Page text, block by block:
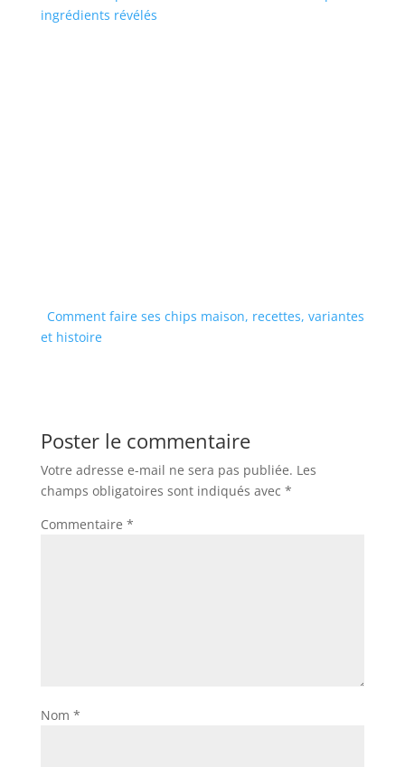
ingrédients révélés
Comment faire ses chips maison, recettes, variantes
et histoire
Poster le commentaire
Votre adresse e-mail ne sera pas publiée. Les
champs obligatoires sont indiqués avec *
Commentaire *
Nom *